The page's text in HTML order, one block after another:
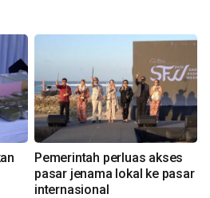
Pemerintah perluas akses
pasar jenama lokal ke pasar
internasional